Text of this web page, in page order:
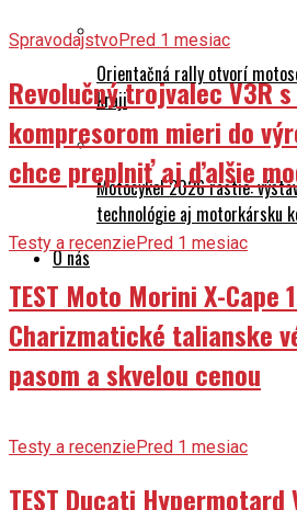
Orientačná rally otvorí
kraji
Motocykel 2026 rastie:
technológie aj motorkársku
O nás
SpravodajstvoPred 1 mesiac
Revolučný trojvalec V3R
kompresorom mieri do
chce preplniť aj ďalšie
Testy a recenziePred 1 mesiac
TEST Moto Morini X-Cape
Charizmatické talianske
pasom a skvelou cenou
Testy a recenziePred 1 mesiac
TEST Ducati